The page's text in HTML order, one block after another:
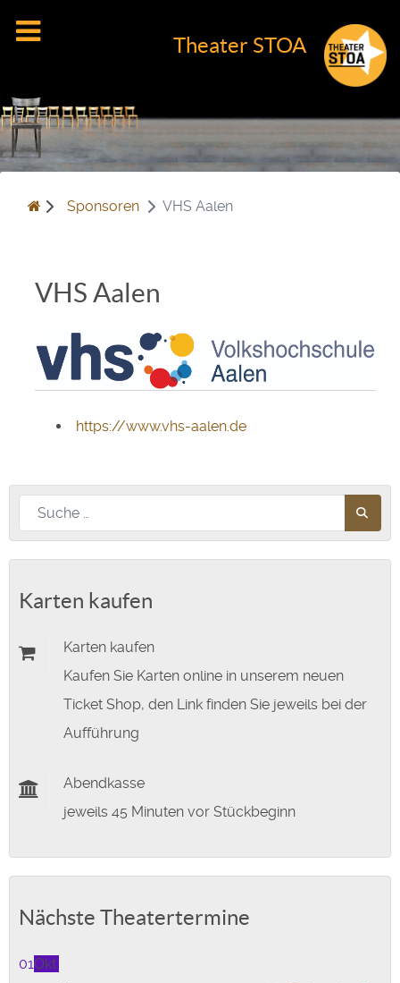
Theater STOA
Sponsoren VHS Aalen
VHS Aalen
https://www.vhs-aalen.de
Nach diesem Begriff suchen
Karten kaufen
Karten kaufen
Kaufen Sie Karten online in unserem neuen
Ticket Shop, den Link finden Sie jeweils bei der
Aufführung
Abendkasse
jeweils 45 Minuten vor Stückbeginn
Nächste Theatertermine
01Okt.